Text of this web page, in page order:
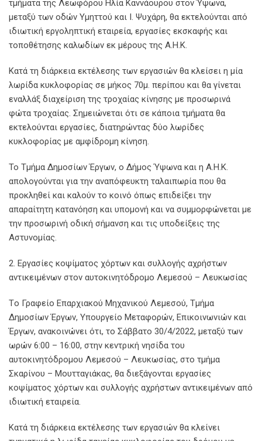
τμήματα της Λεωφόρου Ηλία Καννάουρου στον Ύψωνα,
μεταξύ των οδών Υμηττού και Ι. Ψυχάρη, θα εκτελούνται από
ιδιωτική εργοληπτική εταιρεία, εργασίες εκσκαφής και
τοποθέτησης καλωδίων εκ μέρους της Α.Η.Κ.
Κατά τη διάρκεια εκτέλεσης των εργασιών θα κλείσει η μία
λωρίδα κυκλοφορίας σε μήκος 70μ. περίπου και θα γίνεται
εναλλάξ διαχείριση της τροχαίας κίνησης με προσωρινά
φώτα τροχαίας. Σημειώνεται ότι σε κάποια τμήματα θα
εκτελούνται εργασίες, διατηρώντας δύο λωρίδες
κυκλοφορίας με αμφίδρομη κίνηση.
Το Τμήμα Δημοσίων Έργων, ο Δήμος Ύψωνα και η Α.Η.Κ.
απολογούνται για την αναπόφευκτη ταλαιπωρία που θα
προκληθεί και καλούν το κοινό όπως επιδείξει την
απαραίτητη κατανόηση και υπομονή και να συμμορφώνεται με
την προσωρινή οδική σήμανση και τις υποδείξεις της
Αστυνομίας.
2. Εργασίες κοψίματος χόρτων και συλλογής αχρήστων
αντικειμένων στον αυτοκινητόδρομο Λεμεσού – Λευκωσίας
Tο Γραφείο Επαρχιακού Μηχανικού Λεμεσού, Τμήμα
Δημοσίων Έργων, Υπουργείο Μεταφορών, Επικοινωνιών και
Έργων, ανακοινώνει ότι, το Σάββατο 30/4/2022, μεταξύ των
ωρών 6:00 – 16:00, στην κεντρική νησίδα του
αυτοκινητόδρομου Λεμεσού – Λευκωσίας, στο τμήμα
Σκαρίνου – Μουτταγιάκας, θα διεξάγονται εργασίες
κοψίματος χόρτων και συλλογής αχρήστων αντικειμένων από
ιδιωτική εταιρεία.
Κατά τη διάρκεια εκτέλεσης των εργασιών θα κλείνει